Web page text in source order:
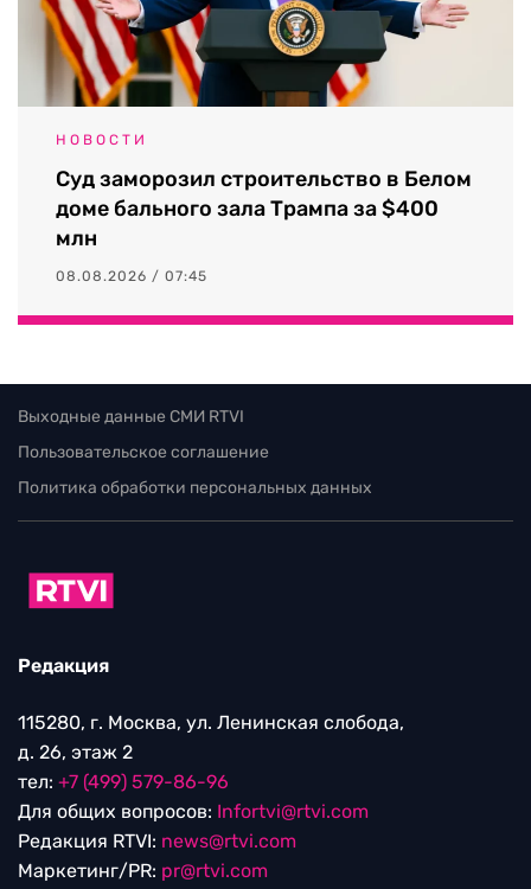
НОВОСТИ
Суд заморозил строительство в Белом
доме бального зала Трампа за $400
млн
08.08.2026 / 07:45
Выходные данные СМИ RTVI
Пользовательское соглашение
Политика обработки персональных данных
Редакция
115280, г. Москва, ул. Ленинская слобода,
д. 26, этаж 2
тел: +7 (499) 579-86-96
Для общих вопросов: Infortvi@rtvi.com
Редакция RTVI: news@rtvi.com
Маркетинг/PR: pr@rtvi.com